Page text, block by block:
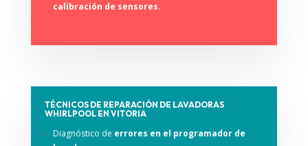
calibración de sensores.
TÉCNICOS DE REPARACIÓN DE LAVADORAS
WHIRLPOOL EN VITORIA
Diagnóstico de errores en el programador de